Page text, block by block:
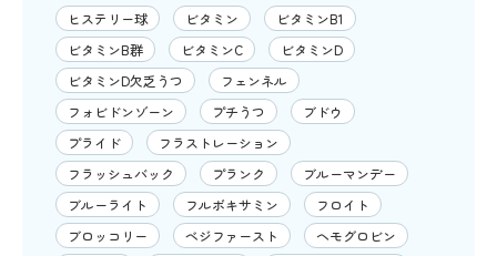
ヒステリー球
ビタミン
ビタミンB1
ビタミンB群
ビタミンC
ビタミンD
ビタミンD欠乏うつ
フェンネル
フォビドンゾーン
プチうつ
ブドウ
プライド
フラストレーション
フラッシュバック
プランク
ブルーマンデー
ブルーライト
フルボキサミン
フロイト
ブロッコリー
ベジファースト
ヘモグロビン